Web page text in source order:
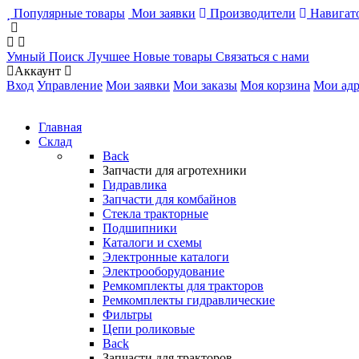
Популярные товары Мои заявки Производители
Умный Поиск Лучшее Новые товары Связаться с нами
Аккаунт
Вход Управление Мои заявки Мои заказы Моя корзина Мои
Главная
Склад
Back
Запчасти для агротехники
Гидравлика
Запчасти для комбайнов
Стекла тракторные
Подшипники
Каталоги и схемы
Электронные каталоги
Электрооборудование
Ремкомплекты для тракторов
Ремкомплекты гидравлические
Фильтры
Цепи роликовые
Back